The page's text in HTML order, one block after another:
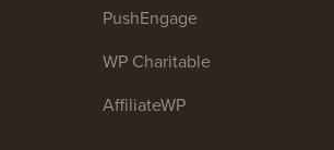
PushEngage
WP Charitable
AffiliateWP